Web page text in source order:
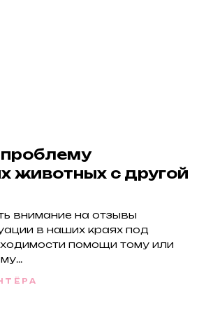
проблему
животных с другой
внимание на отзывы
в наших краях под
помощи тому или